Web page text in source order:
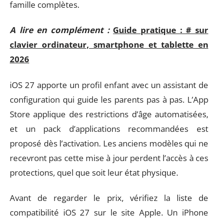
famille complètes.
A lire en complément : Guide pratique : # sur
clavier ordinateur, smartphone et tablette en
2026
iOS 27 apporte un profil enfant avec un assistant de
configuration qui guide les parents pas à pas. L’App
Store applique des restrictions d’âge automatisées,
et un pack d’applications recommandées est
proposé dès l’activation. Les anciens modèles qui ne
recevront pas cette mise à jour perdent l’accès à ces
protections, quel que soit leur état physique.
Avant de regarder le prix, vérifiez la liste de
compatibilité iOS 27 sur le site Apple. Un iPhone